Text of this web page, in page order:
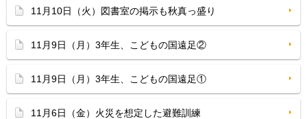
11月10日（火）図書室の掲示も秋真っ盛り
11月9日（月）3年生、こどもの国遠足②
11月9日（月）3年生、こどもの国遠足①
11月6日（金）火災を想定した避難訓練